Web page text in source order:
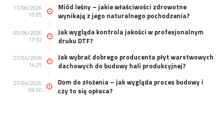
11/06/2026
15:05
Miód leśny – jakie właściwości zdrowotne
wynikają z jego naturalnego pochodzenia?
09/06/2026
17:32
Jak wygląda kontrola jakości w profesjonalnym
druku DTF?
27/04/2026
14:25
Jak wybrać dobrego producenta płyt warstwowych
dachowych do budowy hali produkcyjnej?
27/04/2026
09:50
Dom do złożenia – jak wygląda proces budowy i
czy to się opłaca?